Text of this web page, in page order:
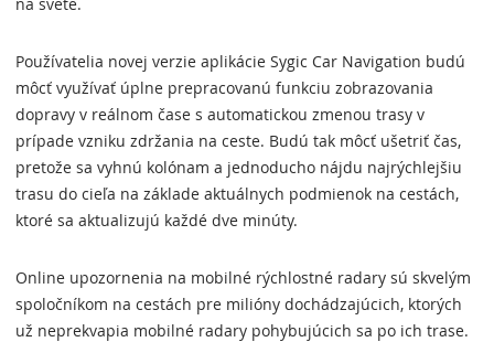
Používatelia novej verzie aplikácie Sygic Car Navigation budú
môcť využívať úplne prepracovanú funkciu zobrazovania
dopravy v reálnom čase s automatickou zmenou trasy v
prípade vzniku zdržania na ceste. Budú tak môcť ušetriť čas,
pretože sa vyhnú kolónam a jednoducho nájdu najrýchlejšiu
trasu do cieľa na základe aktuálnych podmienok na cestách,
ktoré sa aktualizujú každé dve minúty.
Online upozornenia na mobilné rýchlostné radary sú skvelým
spoločníkom na cestách pre milióny dochádzajúcich, ktorých
už neprekvapia mobilné radary pohybujúcich sa po ich trase.